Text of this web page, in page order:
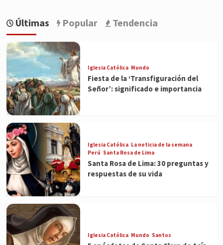
Últimas Popular Tendencia
Iglesia Católica Mundo
Fiesta de la ‘Transfiguración del
Señor’: significado e importancia
Iglesia Católica La noticia de la semana
Perú Santa Rosa de Lima
Santa Rosa de Lima: 30 preguntas y
respuestas de su vida
Iglesia Católica Mundo Santos